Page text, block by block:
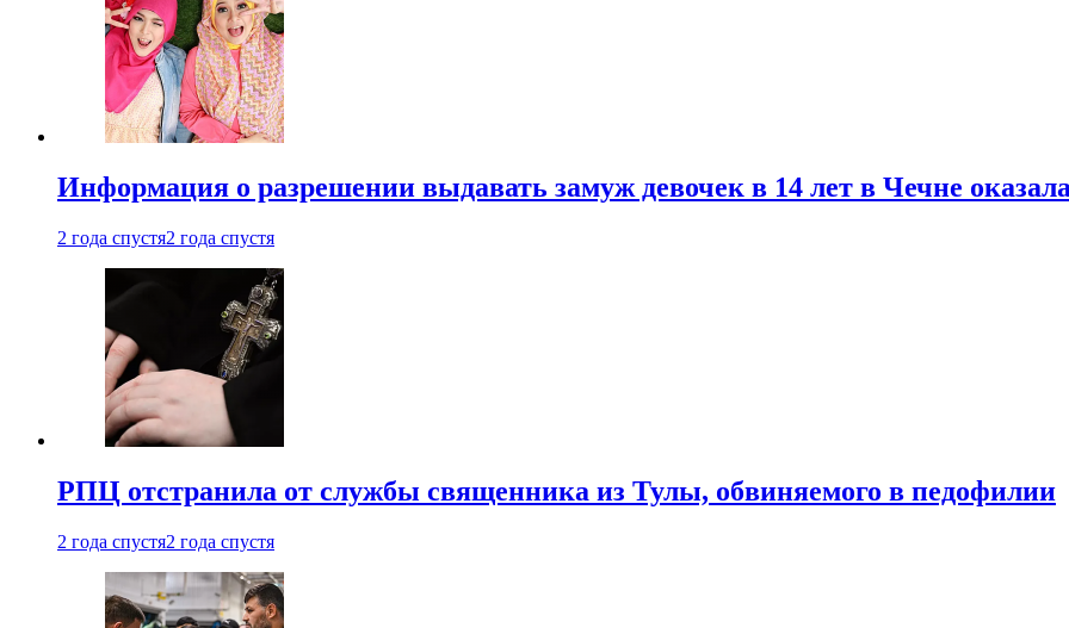
Информация о разрешении выдавать замуж девочек в 14 лет в Чечне
2 года спустя2 года спустя
РПЦ отстранила от службы священника из Тулы, обвиняемого в педофилии
2 года спустя2 года спустя